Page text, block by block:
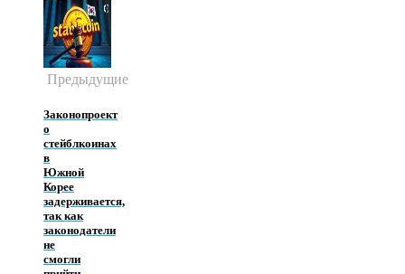
Предыдущие
Законопроект
о
стейблкоинах
в
Южной
Корее
задерживается,
так как
законодатели
не
смогли